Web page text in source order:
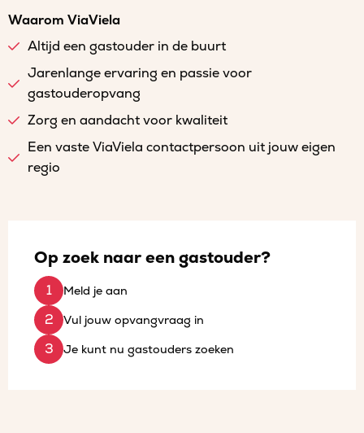
Waarom ViaViela
Altijd een gastouder in de buurt
Jarenlange ervaring en passie voor
gastouderopvang
Zorg en aandacht voor kwaliteit
Een vaste ViaViela contactpersoon uit jouw eigen
regio
Op zoek naar een gastouder?
Meld je aan
Vul jouw opvangvraag in
Je kunt nu gastouders zoeken